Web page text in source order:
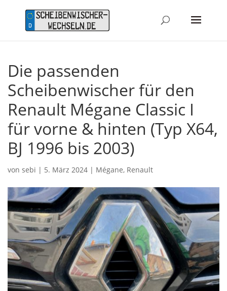
Die passenden
Scheibenwischer für den
Renault Mégane Classic I
für vorne & hinten (Typ X64,
BJ 1996 bis 2003)
von sebi | 5. März 2024 | Mégane, Renault